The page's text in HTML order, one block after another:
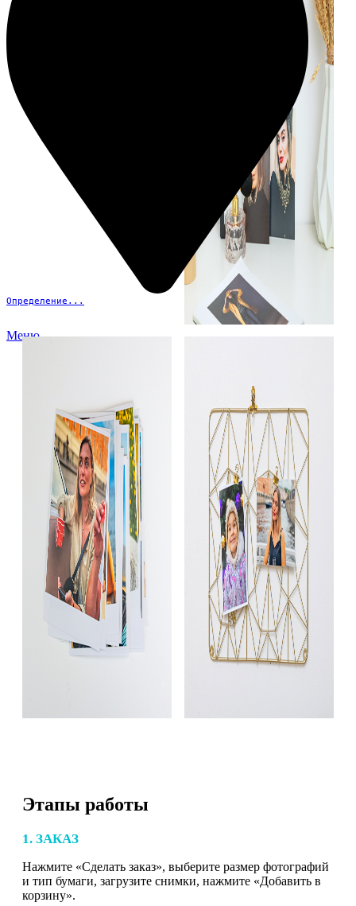
Определение...
Меню
Этапы работы
1. ЗАКАЗ
Нажмите «Сделать заказ», выберите размер фотографий
и тип бумаги, загрузите снимки, нажмите «Добавить в
корзину».